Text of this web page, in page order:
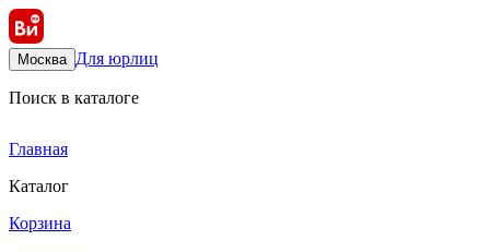
Москва Для юрлиц
Поиск в каталоге
Главная
Каталог
Корзина